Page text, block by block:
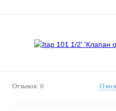
Отзывов: 0 О